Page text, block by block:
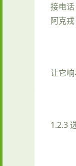
接电
阿克戎
让它
1.2.3